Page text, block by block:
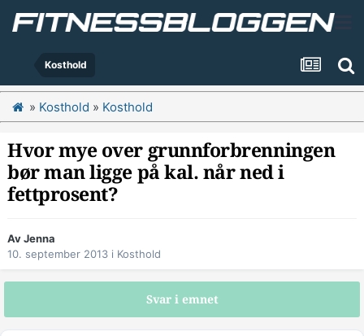
Kosthold
» Kosthold » Kosthold
Hvor mye over grunnforbrenningen
bør man ligge på kal. når ned i
fettprosent?
AvJenna
10. september 2013 i Kosthold
Svar i emnet